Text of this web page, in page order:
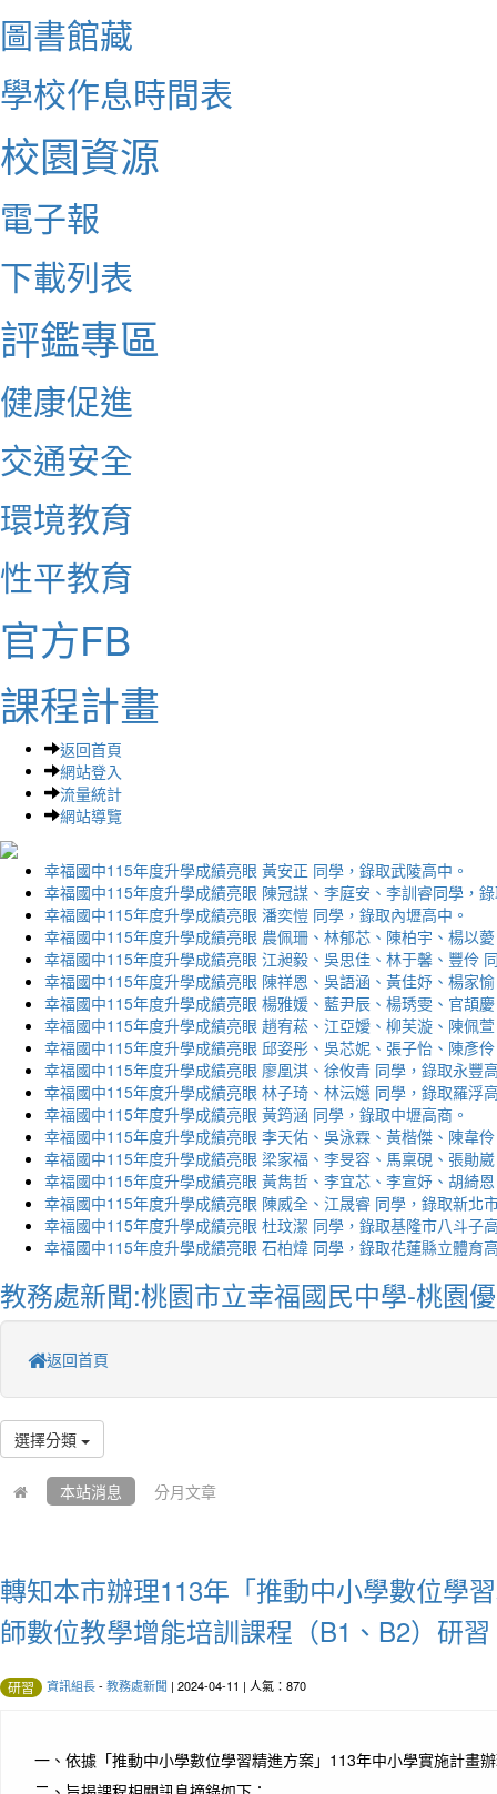
圖書館藏
學校作息時間表
校園資源
電子報
下載列表
評鑑專區
健康促進
交通安全
環境教育
性平教育
官方FB
課程計畫
返回首頁
網站登入
流量統計
網站導覽
幸福國中115年度升學成績亮眼 黃安正 同學，錄取武陵高中。
幸福國中115年度升學成績亮眼 陳冠謀、李庭安、李訓睿同學，
幸福國中115年度升學成績亮眼 潘奕愷 同學，錄取內壢高中。
幸福國中115年度升學成績亮眼 農佩珊、林郁芯、陳柏宇、楊以
幸福國中115年度升學成績亮眼 江昶毅、吳思佳、林于馨、豐伶
幸福國中115年度升學成績亮眼 陳祥恩、吳語涵、黃佳妤、楊家
幸福國中115年度升學成績亮眼 楊雅媛、藍尹辰、楊琇雯、官頡
幸福國中115年度升學成績亮眼 趙宥菘、江亞嬡、柳芙漩、陳佩
幸福國中115年度升學成績亮眼 邱姿彤、吳芯妮、張子怡、陳彥
幸福國中115年度升學成績亮眼 廖凰淇、徐攸青 同學，錄取永豐
幸福國中115年度升學成績亮眼 林子琦、林沄嬨 同學，錄取羅浮
幸福國中115年度升學成績亮眼 黃筠涵 同學，錄取中壢高商。
幸福國中115年度升學成績亮眼 李天佑、吳泳霖、黃楷傑、陳韋
幸福國中115年度升學成績亮眼 梁家福、李旻容、馬稟硯、張勛
幸福國中115年度升學成績亮眼 黃雋哲、李宜芯、李宣妤、胡綺
幸福國中115年度升學成績亮眼 陳威全、江晟睿 同學，錄取新北
幸福國中115年度升學成績亮眼 杜玟潔 同學，錄取基隆市八斗子
幸福國中115年度升學成績亮眼 石柏煒 同學，錄取花蓮縣立體育
教務處新聞:桃園市立幸福國民中學-桃園
返回首頁
選擇分類
本站消息 分月文章
轉知本市辦理113年「推動中小學數位學
師數位教學增能培訓課程（B1、B2）研
研習 資訊組長- 教務處新聞 | 2024-04-11 | 人氣：870
一、 依據「推動中小學數位學習精進方案」113年中小學實施計畫